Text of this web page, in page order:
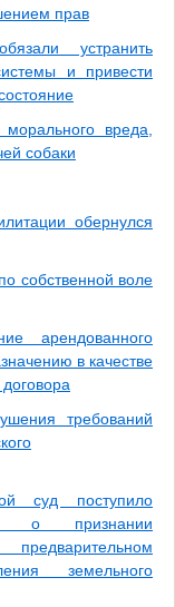
прав
устранить
и привести
вреда,
собаки
обернулся
собственной воле
арендованного
в качестве
требований
суд поступило
о признании
земельного